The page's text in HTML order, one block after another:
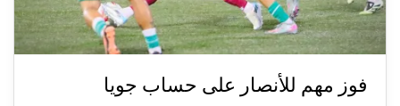
فوز مهم للأنصار على حساب جويا